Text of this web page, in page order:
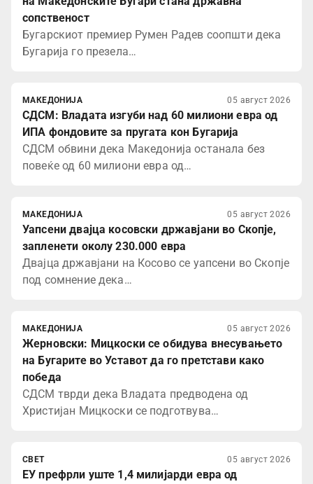
сопственост
Бугарскиот премиер Румен Радев соопшти дека
Бугарија го презела…
МАКЕДОНИЈА 05 август 2026
СДСМ: Владата изгуби над 60 милиони евра од
ИПА фондовите за пругата кон Бугарија
СДСМ обвини дека Македонија останала без
повеќе од 60 милиони евра од…
МАКЕДОНИЈА 05 август 2026
Уапсени двајца косовски државјани во Скопје,
запленети околу 230.000 евра
Двајца државјани на Косово се уапсени во Скопје
под сомнение дека…
МАКЕДОНИЈА 05 август 2026
Жерновски: Мицкоски се обидува внесувањето
на Бугарите во Уставот да го претстави како
победа
СДСМ тврди дека Владата предводена од
Христијан Мицкоски се подготвува…
СВЕТ 05 август 2026
ЕУ префрли уште 1,4 милијарди евра од